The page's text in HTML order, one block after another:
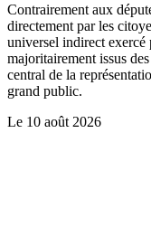
Contrairement aux
directement par les
universel indirect exercé
majoritairement issus
central de la
grand public.
Le 10 août 2026